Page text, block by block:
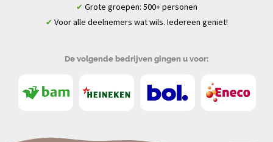
✔ Grote groepen: 500+ personen
✔ Voor alle deelnemers wat wils. Iedereen geniet!
De volgende bedrijven gingen u voor: